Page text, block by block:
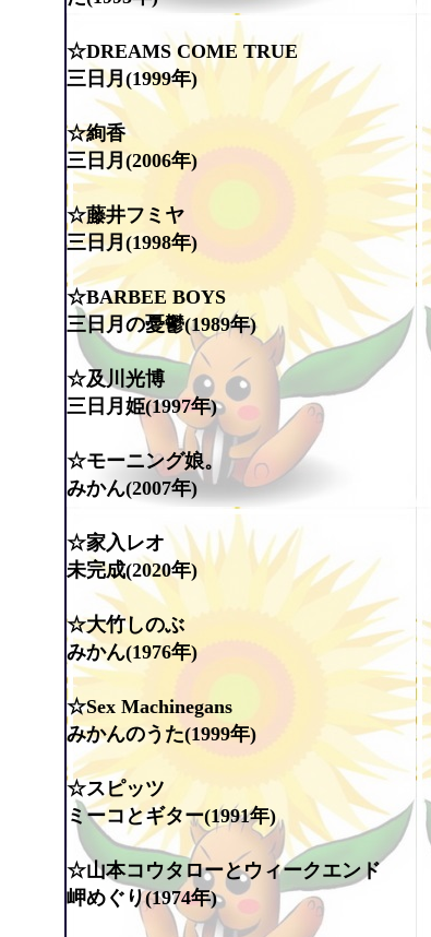
☆DREAMS COME TRUE
三日月(1999年)
☆絢香
三日月(2006年)
☆藤井フミヤ
三日月(1998年)
☆BARBEE BOYS
三日月の憂鬱(1989年)
☆及川光博
三日月姫(1997年)
☆モーニング娘。
みかん(2007年)
☆家入レオ
未完成(2020年)
☆大竹しのぶ
みかん(1976年)
☆Sex Machinegans
みかんのうた(1999年)
☆スピッツ
ミーコとギター(1991年)
☆山本コウタローとウィークエンド
岬めぐり(1974年)